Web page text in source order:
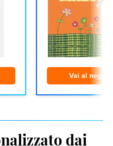
dai
Vai al